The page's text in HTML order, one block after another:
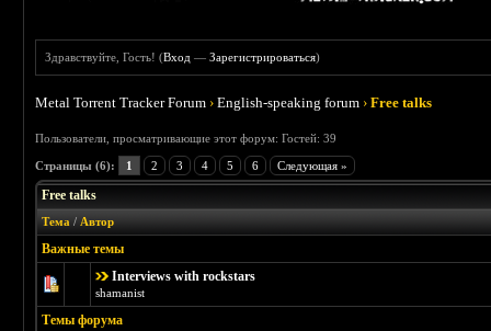
Здравствуйте, Гость! (Вход —Зарегистрироваться)
Metal Torrent Tracker Forum ›English-speaking forum ›Free talks
Пользователи, просматривающие этот форум: Гостей: 39
Страницы (6): 1 2 3 4 5 6 Следующая »
Free talks
Тема / Автор
Важные темы
Interviews with rockstars
shamanist
Голосов: 1 - Средняя оценка: 5 из 5
12345
Темы форума